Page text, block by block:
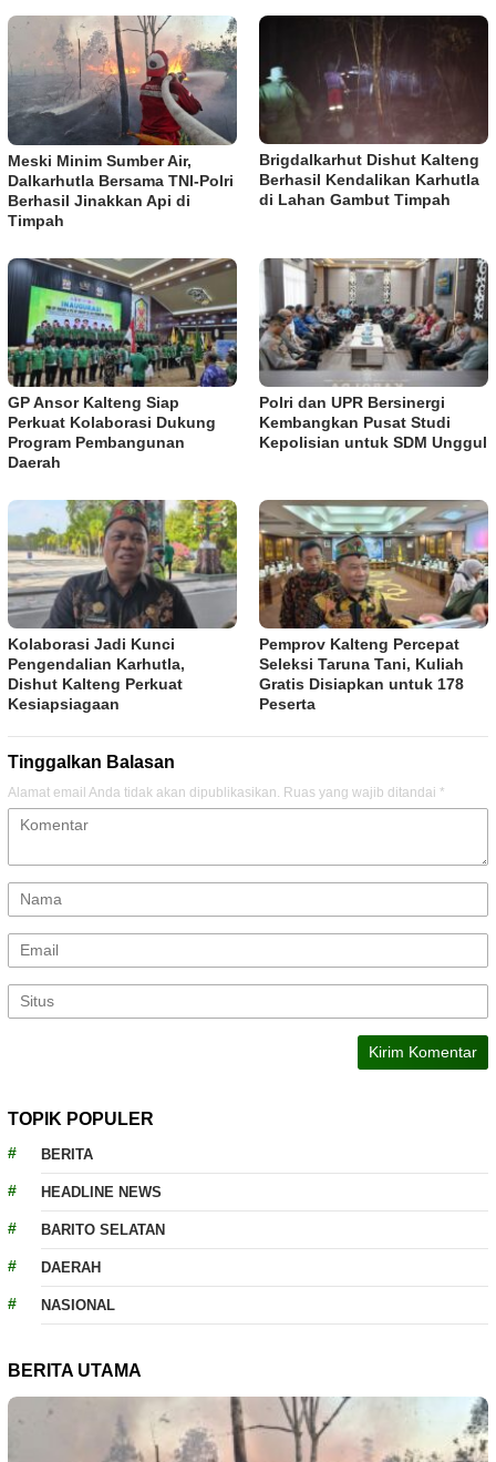
Meski Minim Sumber Air,
Dalkarhutla Bersama TNI-Polri
Berhasil Jinakkan Api di
Timpah
Brigdalkarhut Dishut Kalteng
Berhasil Kendalikan Karhutla
di Lahan Gambut Timpah
GP Ansor Kalteng Siap
Perkuat Kolaborasi Dukung
Program Pembangunan
Daerah
Polri dan UPR Bersinergi
Kembangkan Pusat Studi
Kepolisian untuk SDM Unggul
Kolaborasi Jadi Kunci
Pengendalian Karhutla,
Dishut Kalteng Perkuat
Kesiapsiagaan
Pemprov Kalteng Percepat
Seleksi Taruna Tani, Kuliah
Gratis Disiapkan untuk 178
Peserta
Tinggalkan Balasan
Alamat email Anda tidak akan dipublikasikan. Ruas yang wajib ditandai *
TOPIK POPULER
BERITA
HEADLINE NEWS
BARITO SELATAN
DAERAH
NASIONAL
BERITA UTAMA